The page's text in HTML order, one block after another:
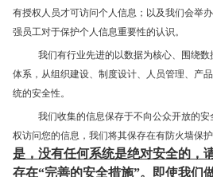
有授权人员才可访问个人信息；以及我们会举
强员工对于保护个人信息重要性的认识。
我们有行业先进的以数据为核心、围绕
体系，从组织建设、制度设计、人员管理、产
统的安全性。
我们收集的信息保存于不向公众开放的
权访问您的信息，我们将其保存在有防火墙保
是，没有任何系统是绝对安全的，
存在“完善的安全措施”。即使我们